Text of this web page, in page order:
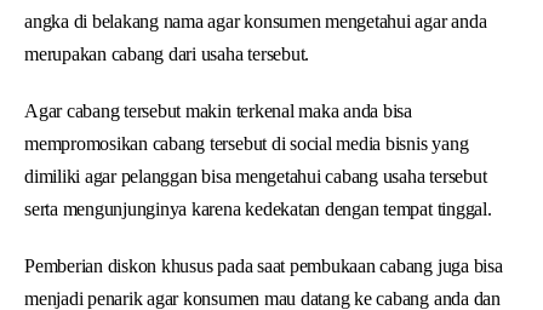
angka di belakang nama agar konsumen mengetahui agar anda
merupakan cabang dari usaha tersebut.
Agar cabang tersebut makin terkenal maka anda bisa
mempromosikan cabang tersebut di social media bisnis yang
dimiliki agar pelanggan bisa mengetahui cabang usaha tersebut
serta mengunjunginya karena kedekatan dengan tempat tinggal.
Pemberian diskon khusus pada saat pembukaan cabang juga bisa
menjadi penarik agar konsumen mau datang ke cabang anda dan